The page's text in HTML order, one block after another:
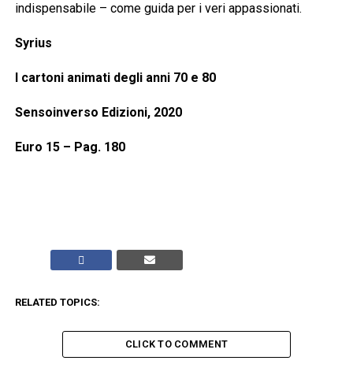
indispensabile – come guida per i veri appassionati.
Syrius
I cartoni animati degli anni 70 e 80
Sensoinverso Edizioni, 2020
Euro 15 – Pag. 180
RELATED TOPICS:
CLICK TO COMMENT